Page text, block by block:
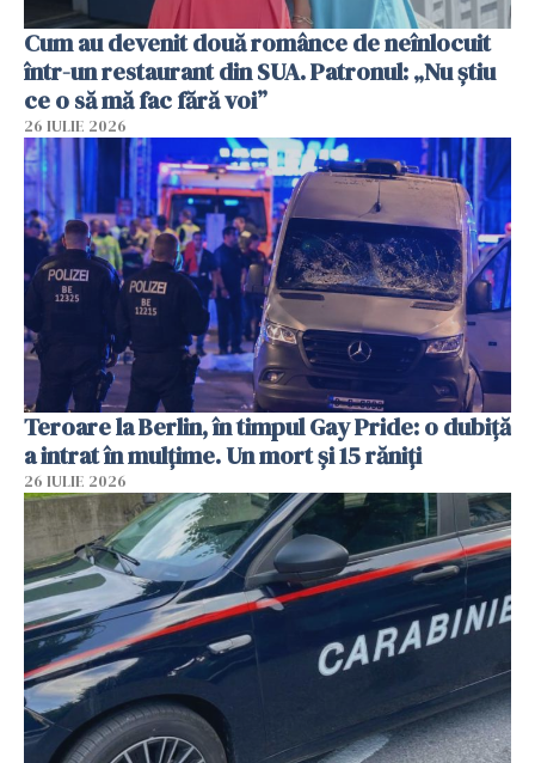
Cum au devenit două românce de neînlocuit
într-un restaurant din SUA. Patronul: „Nu știu
ce o să mă fac fără voi”
26 IULIE 2026
Teroare la Berlin, în timpul Gay Pride: o dubiță
a intrat în mulțime. Un mort și 15 răniți
26 IULIE 2026